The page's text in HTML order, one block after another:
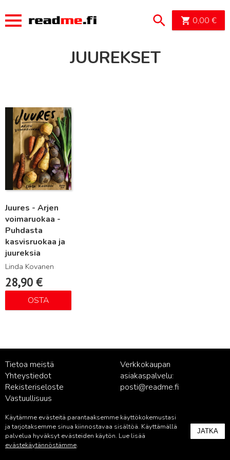
0,00 €
JUUREKSET
Juures - Arjen
voimaruokaa -
Puhdasta
kasvisruokaa ja
juureksia
Linda Kovanen
28,90 €
OSTA
Lue lisää
Tietoa meistä
Yhteystiedot
Rekisteriseloste
Vastuullisuus
Verkkokaupan
asiakaspalvelu:
posti@readme.fi
Kustantamon asiakaspalvelu:
palvelu@readme.fi
Käytämme evästeitä parantaaksemme käyttökokemustasi
ja tarjotaksemme sinua kiinnostavaa sisältöä. Käyttämällä
palvelua hyväksyt evästeiden käytön. Lue lisää
evästekäytännöstämme.
JATKA